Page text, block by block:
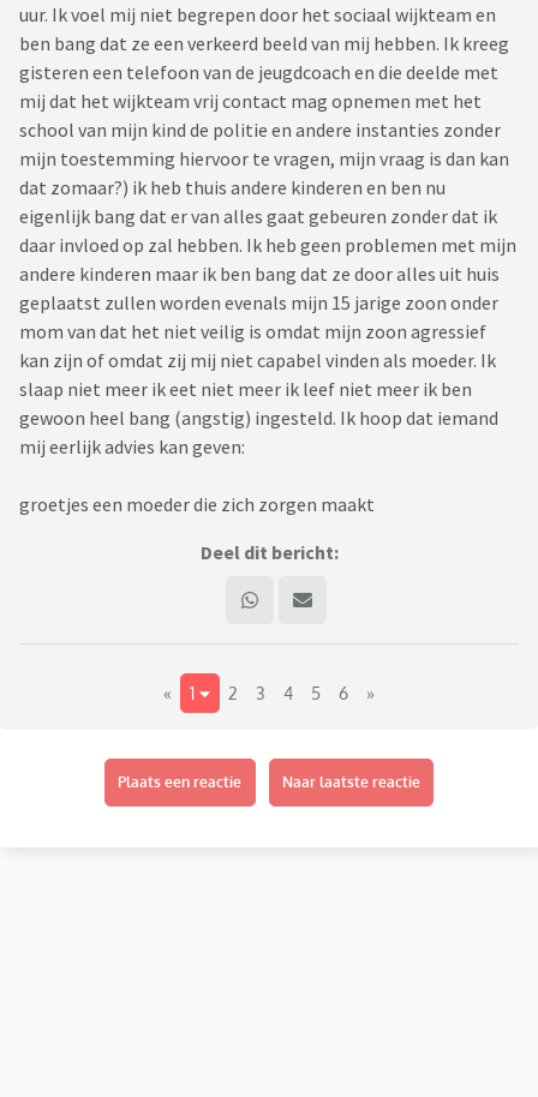
uur. Ik voel mij niet begrepen door het sociaal wijkteam en
ben bang dat ze een verkeerd beeld van mij hebben. Ik kreeg
gisteren een telefoon van de jeugdcoach en die deelde met
mij dat het wijkteam vrij contact mag opnemen met het
school van mijn kind de politie en andere instanties zonder
mijn toestemming hiervoor te vragen, mijn vraag is dan kan
dat zomaar?) ik heb thuis andere kinderen en ben nu
eigenlijk bang dat er van alles gaat gebeuren zonder dat ik
daar invloed op zal hebben. Ik heb geen problemen met mijn
andere kinderen maar ik ben bang dat ze door alles uit huis
geplaatst zullen worden evenals mijn 15 jarige zoon onder
mom van dat het niet veilig is omdat mijn zoon agressief
kan zijn of omdat zij mij niet capabel vinden als moeder. Ik
slaap niet meer ik eet niet meer ik leef niet meer ik ben
gewoon heel bang (angstig) ingesteld. Ik hoop dat iemand
mij eerlijk advies kan geven:
groetjes een moeder die zich zorgen maakt
Deel dit bericht:
« 1 2 3 4 5 6 »
Plaats een reactie Naar laatste reactie